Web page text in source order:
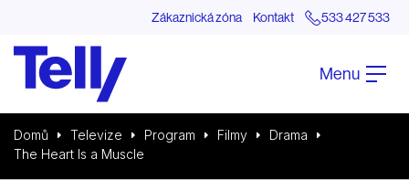
Zákaznická zóna Kontakt 533 427 533
Menu
Domů Televize Program Filmy
Drama
The Heart Is a Muscle